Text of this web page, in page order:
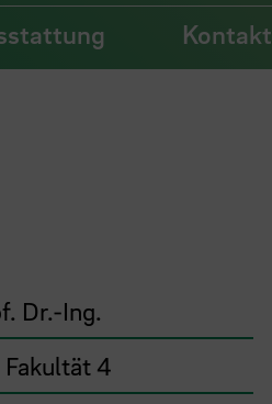
Kontakt
Dr.-Ing.
Fakultät 4